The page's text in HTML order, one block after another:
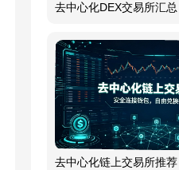
去中心化DEX交易所汇总
去中心化链上交易所推荐